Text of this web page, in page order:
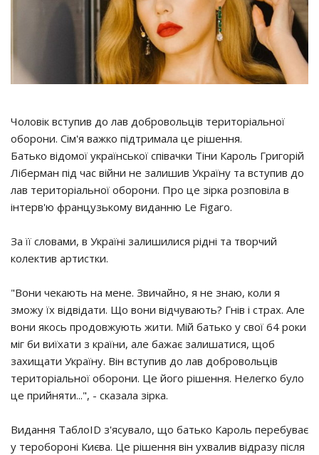
Чоловік вступив до лав добровольців територіальної
оборони. Сім'я важко підтримала це рішення.
Батько відомої української співачки Тіни Кароль Григорій
Ліберман під час війни не залишив Україну та вступив до
лав територіальної оборони. Про це зірка розповіла в
інтерв'ю французькому виданню Le Figaro.
За її словами, в Україні залишилися рідні та творчий
колектив артистки.
"Вони чекають на мене. Звичайно, я не знаю, коли я
зможу їх відвідати. Що вони відчувають? Гнів і страх. Але
вони якось продовжують жити. Мій батько у свої 64 роки
міг би виїхати з країни, але бажає залишатися, щоб
захищати Україну. Він вступив до лав добровольців
територіальної оборони. Це його рішення. Нелегко було
це прийняти...", - сказала зірка.
Видання ТаблоID з'ясувало, що батько Кароль перебуває
у теробороні Києва. Це рішення він ухвалив відразу після